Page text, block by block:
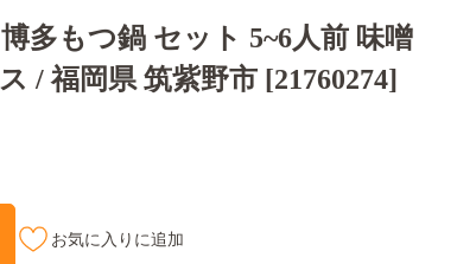
多もつ鍋 セット 5~6人前 味噌
/ 福岡県 筑紫野市 [21760274]
お気に入りに追加